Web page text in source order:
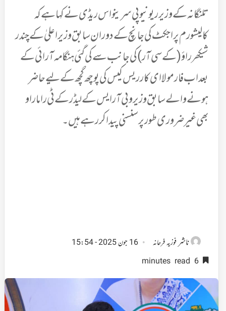
تلنگانہ کے وزیرریونیو پی سرینواس ریڈی نے کہا ہے کہ
کالیشورم پراجکٹ کی جانچ کے دوران سابق وزیر اعلیٰ کے چندر
شیکھر راؤ (کے سی آر) کی جانب سے کی گئی ہنگامہ آرائی کے
بعد اب فارمولا ای کار ریس کیس کی پوچھ گچھ کے لیے حاضر
ہونے والے سابق وزیر و بی آر ایس کے لیڈرکے ٹی راما راو
بھی غیر ضروری طورپرسنسنی پیدا کر رہے ہیں۔
ناشرفوزیہ فرحانہ
16 جون 2025 - 15:54
6 minutes read